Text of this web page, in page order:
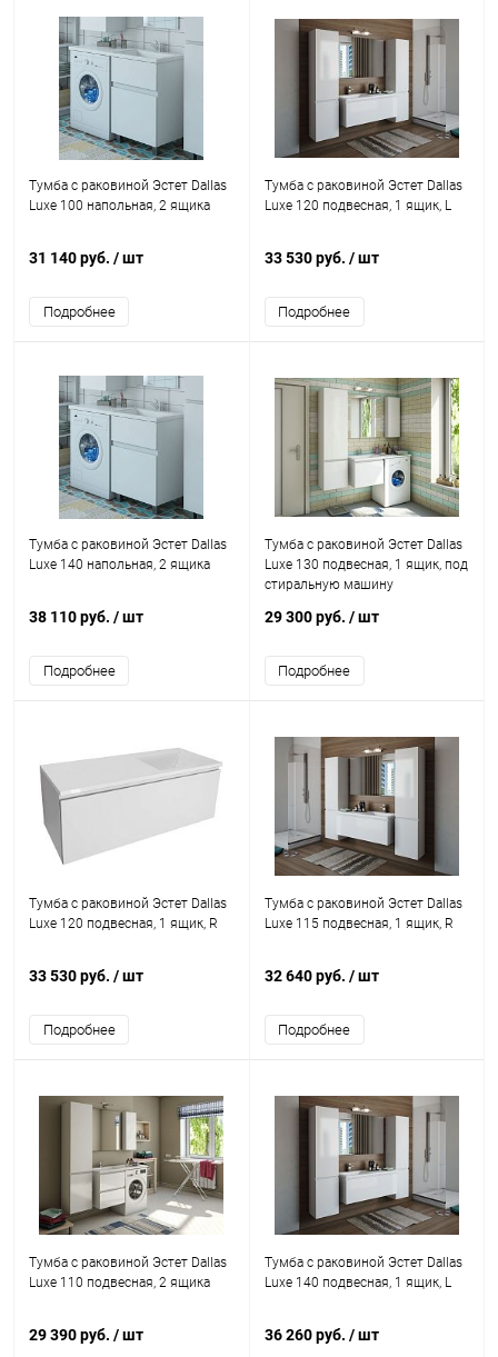
Тумба с раковиной Эстет Dallas
Luxe 100 напольная, 2 ящика
31 140 руб. / шт
Подробнее
Тумба с раковиной Эстет Dallas
Luxe 120 подвесная, 1 ящик, L
33 530 руб. / шт
Подробнее
Тумба с раковиной Эстет Dallas
Luxe 140 напольная, 2 ящика
38 110 руб. / шт
Подробнее
Тумба с раковиной Эстет Dallas
Luxe 130 подвесная, 1 ящик, под
стиральную машину
29 300 руб. / шт
Подробнее
Тумба с раковиной Эстет Dallas
Luxe 120 подвесная, 1 ящик, R
33 530 руб. / шт
Подробнее
Тумба с раковиной Эстет Dallas
Luxe 115 подвесная, 1 ящик, R
32 640 руб. / шт
Подробнее
Тумба с раковиной Эстет Dallas
Luxe 110 подвесная, 2 ящика
29 390 руб. / шт
Тумба с раковиной Эстет Dallas
Luxe 140 подвесная, 1 ящик, L
36 260 руб. / шт